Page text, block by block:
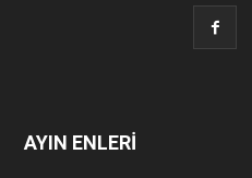
AYIN ENLERİ